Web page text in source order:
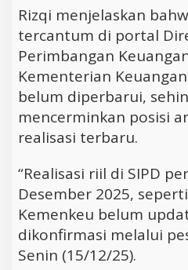
Rizqi menjelaskan
tercantum di portal
Perimbangan
Kementerian
belum diperbarui,
mencerminkan posisi
realisasi terbaru.
“Realisasi riil di SIPD
Desember 2025,
Kemenkeu belum
dikonfirmasi melalui
Senin (15/12/25).